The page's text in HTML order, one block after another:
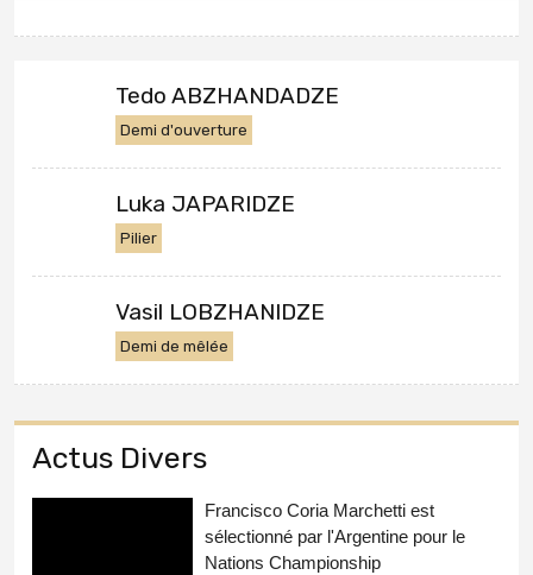
Tedo ABZHANDADZE
Demi d'ouverture
Luka JAPARIDZE
Pilier
Vasil LOBZHANIDZE
Demi de mêlée
Actus Divers
Francisco Coria Marchetti est
sélectionné par l'Argentine pour le
Nations Championship